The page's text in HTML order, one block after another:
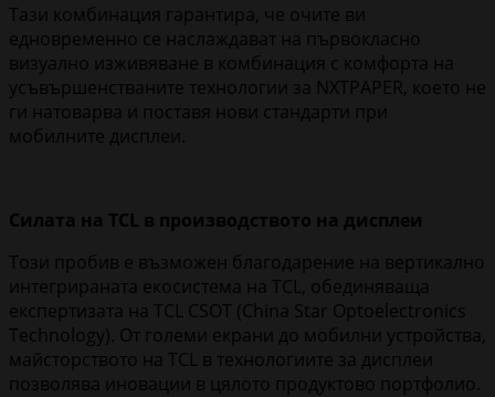
Тази комбинация гарантира, че очите ви
едновременно се наслаждават на първокласно
визуално изживяване в комбинация с комфорта на
усъвършенстваните технологии за NXTPAPER, което не
ги натоварва и поставя нови стандарти при
мобилните дисплеи.
Силата на TCL в производството на дисплеи
Този пробив е възможен благодарение на вертикално
интегрираната екосистема на TCL, обединяваща
експертизата на TCL CSOT (China Star Optoelectronics
Technology). От големи екрани до мобилни устройства,
майсторството на TCL в технологиите за дисплеи
позволява иновации в цялото продуктово портфолио.